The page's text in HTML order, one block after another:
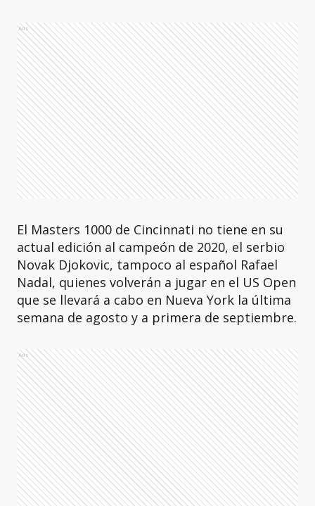
Ads
El Masters 1000 de Cincinnati no tiene en su
actual edición al campeón de 2020, el serbio
Novak Djokovic, tampoco al español Rafael
Nadal, quienes volverán a jugar en el US Open
que se llevará a cabo en Nueva York la última
semana de agosto y a primera de septiembre.
Ads